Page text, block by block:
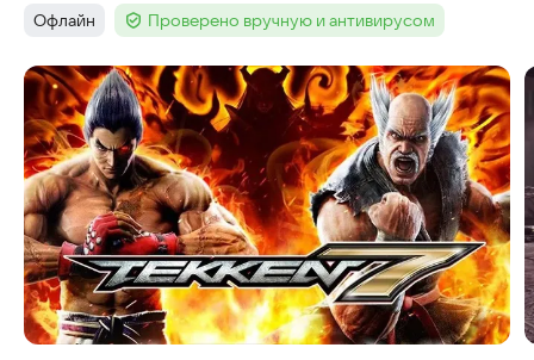
Тег:
Офлайн Тег :Проверено вручную и антивирусом
Скриншоты